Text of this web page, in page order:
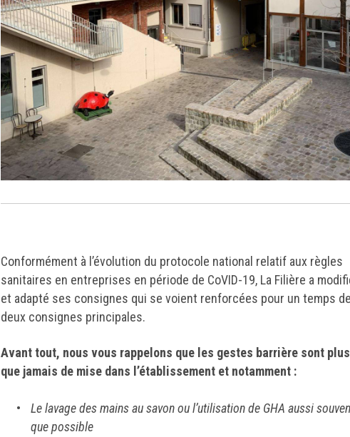
Conformément à l’évolution du protocole national relatif aux règles
sanitaires en entreprises en période de CoVID-19, La Filière a
et adapté ses consignes qui se voient renforcées pour un temps de
deux consignes principales.
Avant tout, nous vous rappelons que les gestes barrière sont plus
que jamais de mise dans l’établissement et notamment :
Le lavage des mains au savon ou l’utilisation de GHA aussi
que possible